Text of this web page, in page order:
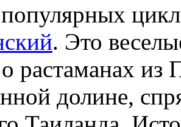
. Это
растаманах из
долине,